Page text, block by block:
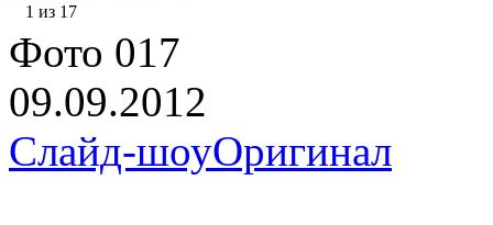
1 из 17
Фото 017
09.09.2012
Слайд-шоуОригинал